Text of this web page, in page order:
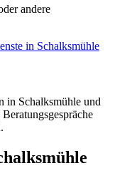
andere
in Schalksmühle
in Schalksmühle und